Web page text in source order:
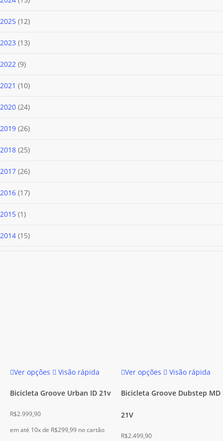
2025 1212
2023 1313
2022 99
2021
1010
2020 2424
2019 2626
2018 2525
2017 2626
2016 1717
2015 11
2014 1515
Ver opções
produto
tem
As
Visão rápida
Bicicleta Groove Urban ID 21v
R$2.999,90
em até 10x de R$299,99 no cartão
Ver opções
produto
tem
Visão rápida
Bicicleta Groove Dubstep MD
21V
R$2.499,90